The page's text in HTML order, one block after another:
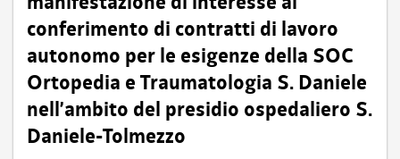
conferimento di contratti di lavoro
autonomo per le esigenze della SOC
Ortopedia e Traumatologia S. Daniele
nell’ambito del presidio ospedaliero S.
Daniele-Tolmezzo